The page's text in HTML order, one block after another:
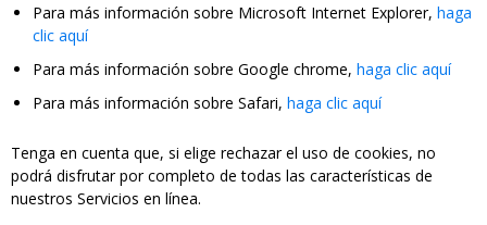
Para más información sobre Microsoft Internet Explorer, haga
clic aquí
Para más información sobre Google chrome, haga clic aquí
Para más información sobre Safari, haga clic aquí
Tenga en cuenta que, si elige rechazar el uso de cookies, no
podrá disfrutar por completo de todas las características de
nuestros Servicios en línea.